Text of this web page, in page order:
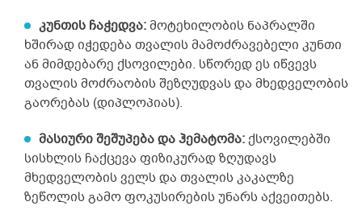
კუნთის ჩაჭედვა:მოტეხილობის ნაპრალში
ხშირად იჭედება თვალის მამოძრავებელი კუნთი
ან მიმდებარე ქსოვილები. სწორედ ეს იწვევს
თვალის მოძრაობის შეზღუდვას და მხედველობის
გაორებას (დიპლოპიას).
მასიური შეშუპება და ჰემატომა:ქსოვილებში
სისხლის ჩაქცევა ფიზიკურად ზღუდავს
მხედველობის ველს და თვალის კაკალზე
ზეწოლის გამო ფოკუსირების უნარს აქვეითებს.